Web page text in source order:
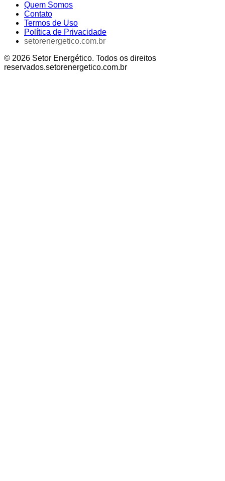
Quem Somos
Contato
Termos de Uso
Política de Privacidade
setorenergetico.com.br
© 2026 Setor Energético. Todos os direitos
reservados.setorenergetico.com.br